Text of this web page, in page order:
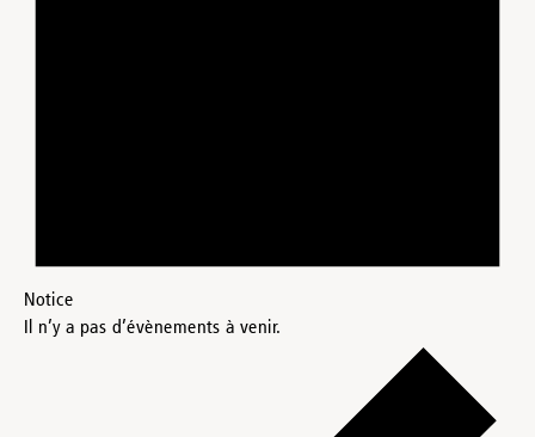
Notice
Il n’y a pas d’évènements à venir.